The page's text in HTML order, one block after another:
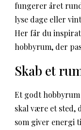
fungerer året
lyse dage eller
Her får du
hobbyrum, der
Skab et
Et godt
skal være et sted,
som giver energi